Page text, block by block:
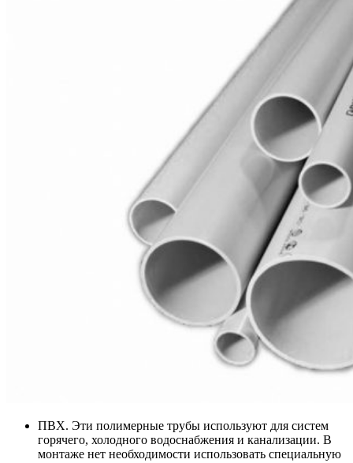
ПВХ. Эти полимерные трубы используют для систем
горячего, холодного водоснабжения и канализации. В
монтаже нет необходимости использовать специальную